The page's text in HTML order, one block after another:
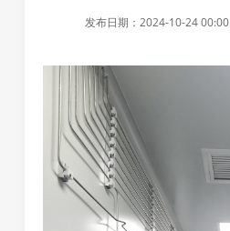
发布日期： 2024-10-24 00:00